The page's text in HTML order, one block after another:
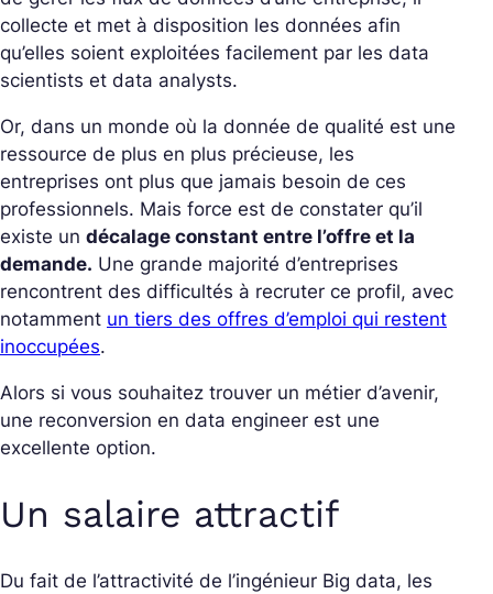
collecte et met à disposition les données afin
qu’elles soient exploitées facilement par les data
scientists et data analysts.
Or, dans un monde où la donnée de qualité est une
ressource de plus en plus précieuse, les
entreprises ont plus que jamais besoin de ces
professionnels. Mais force est de constater qu’il
existe un décalage constant entre l’offre et la
demande. Une grande majorité d’entreprises
rencontrent des difficultés à recruter ce profil, avec
notamment un tiers des offres d’emploi qui restent
inoccupées.
Alors si vous souhaitez trouver un métier d’avenir,
une reconversion en data engineer est une
excellente option.
Un salaire attractif
Du fait de l’attractivité de l’ingénieur Big data, les